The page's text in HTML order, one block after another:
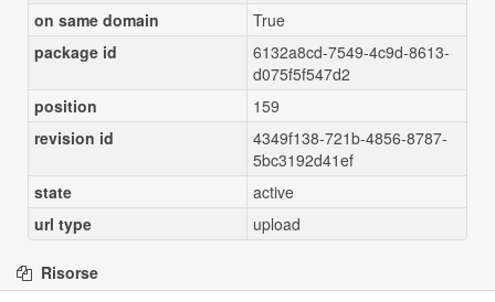
on same domain
True
package id
6132a8cd-7549-4c9d-8613-
d075f5f547d2
position
159
revision id
4349f138-721b-4856-8787-
5bc3192d41ef
state
active
url type
upload
Risorse